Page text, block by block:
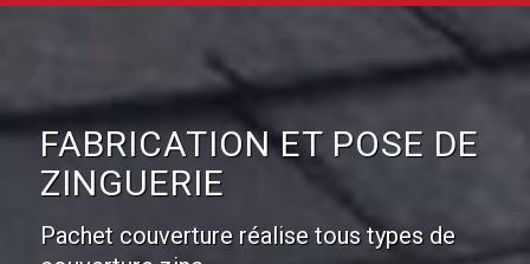
FABRICATION ET POSE DE
ZINGUERIE
Pachet couverture réalise tous types de